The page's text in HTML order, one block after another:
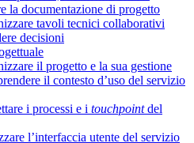
la documentazione di progetto
tavoli tecnici collaborativi
decisioni
il progetto e la sua gestione
il contesto d’uso del servizio
i processi e i touchpointdel
l’interfaccia utente del servizio